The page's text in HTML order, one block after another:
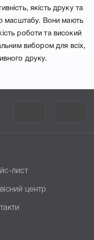
якість друку та
масштабу. Вони мають
роботи та високий
вибором для всіх,
друку.
лист
центр